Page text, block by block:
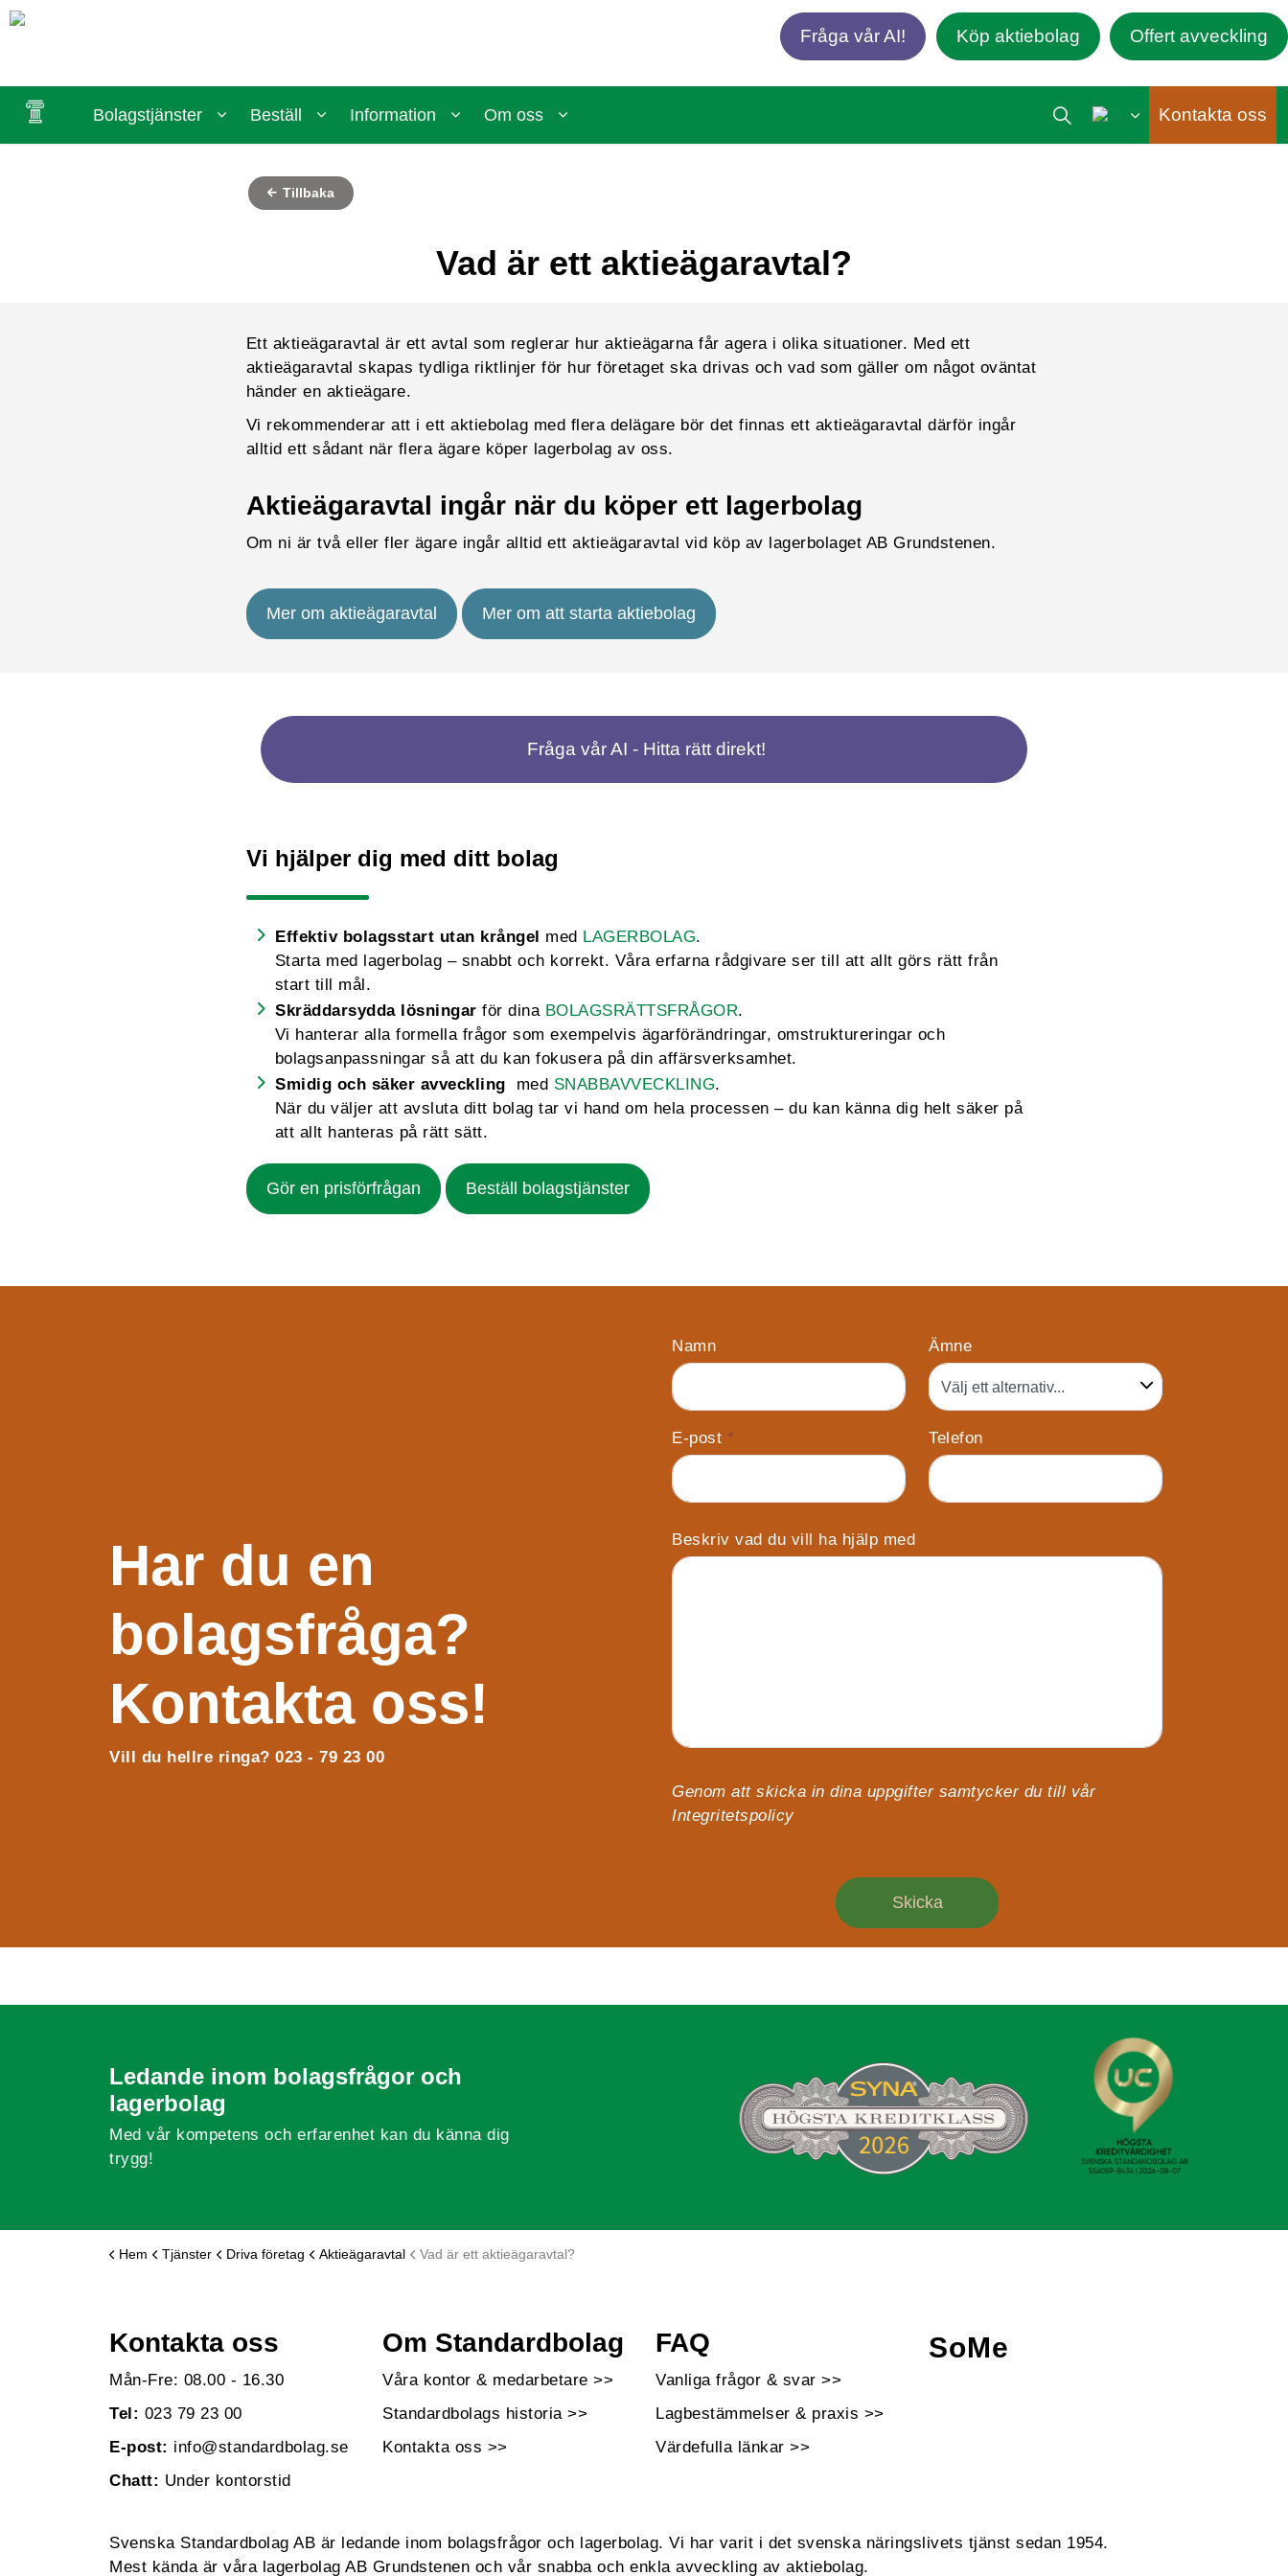
Bolagstjänster Beställ Information Om oss Kontakta oss
Fråga vår AI! Köp aktiebolag Offert avveckling
Tillbaka
Vad är ett aktieägaravtal?
Ett aktieägaravtal är ett avtal som reglerar hur aktieägarna får agera i olika situationer. Med ett
aktieägaravtal skapas tydliga riktlinjer för hur företaget ska drivas och vad som gäller om något oväntat
händer en aktieägare.
Vi rekommenderar att i ett aktiebolag med flera delägare bör det finnas ett aktieägaravtal därför ingår
alltid ett sådant när flera ägare köper lagerbolag av oss.
Aktieägaravtal ingår när du köper ett lagerbolag
Om ni är två eller fler ägare ingår alltid ett aktieägaravtal vid köp av lagerbolaget AB Grundstenen.
Mer om aktieägaravtal Mer om att starta aktiebolag
Fråga vår AI - Hitta rätt direkt!
Vi hjälper dig med ditt bolag
Effektiv bolagsstart utan krångel med LAGERBOLAG.
Starta med lagerbolag – snabbt och korrekt. Våra erfarna rådgivare ser till att allt görs rätt från
start till mål.
Skräddarsydda lösningar för dina BOLAGSRÄTTSFRÅGOR.
Vi hanterar alla formella frågor som exempelvis ägarförändringar, omstruktureringar och
bolagsanpassningar så att du kan fokusera på din affärsverksamhet.
Smidig och säker avveckling med SNABBAVVECKLING.
När du väljer att avsluta ditt bolag tar vi hand om hela processen – du kan känna dig helt säker på
att allt hanteras på rätt sätt.
Gör en prisförfrågan Beställ bolagstjänster
Har du en
bolagsfråga?
Kontakta oss!
Vill du hellre ringa? 023 - 79 23 00
Namn
E-post *
Ämne
Telefon
Beskriv vad du vill ha hjälp med
Genom att skicka in dina uppgifter samtycker du till vår
Integritetspolicy
Ledande inom bolagsfrågor och
lagerbolag
Med vår kompetens och erfarenhet kan du känna dig
trygg!
Hem Tjänster Driva företag Aktieägaravtal Vad är ett aktieägaravtal?
Kontakta oss
Mån-Fre: 08.00 - 16.30
Tel: 023 79 23 00
E-post: info@standardbolag.se
Chatt: Under kontorstid
Om Standardbolag
Våra kontor & medarbetare >>
Standardbolags historia >>
Kontakta oss >>
FAQ
Vanliga frågor & svar >>
Lagbestämmelser & praxis >>
Värdefulla länkar >>
SoMe
Svenska Standardbolag AB är ledande inom bolagsfrågor och lagerbolag. Vi har varit i det svenska näringslivets tjänst sedan 1954.
Mest kända är våra lagerbolag AB Grundstenen och vår snabba och enkla avveckling av aktiebolag.